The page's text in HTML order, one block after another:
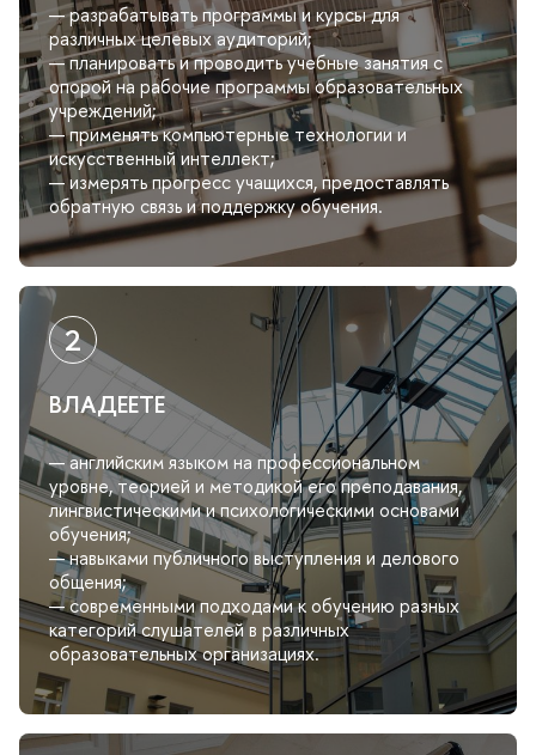
— разрабатывать программы и курсы для
различных целевых аудиторий;
— планировать и проводить учебные занятия с
опорой на рабочие программы образовательных
учреждений;
— применять компьютерные технологии и
искусственный интеллект;
— измерять прогресс учащихся, предоставлять
обратную связь и поддержку обучения.
ВЛАДЕЕТЕ
— английским языком на профессиональном
уровне, теорией и методикой его преподавания,
лингвистическими и психологическими основами
обучения;
— навыками публичного выступления и делового
общения;
— современными подходами к обучению разных
категорий слушателей в различных
образовательных организациях.